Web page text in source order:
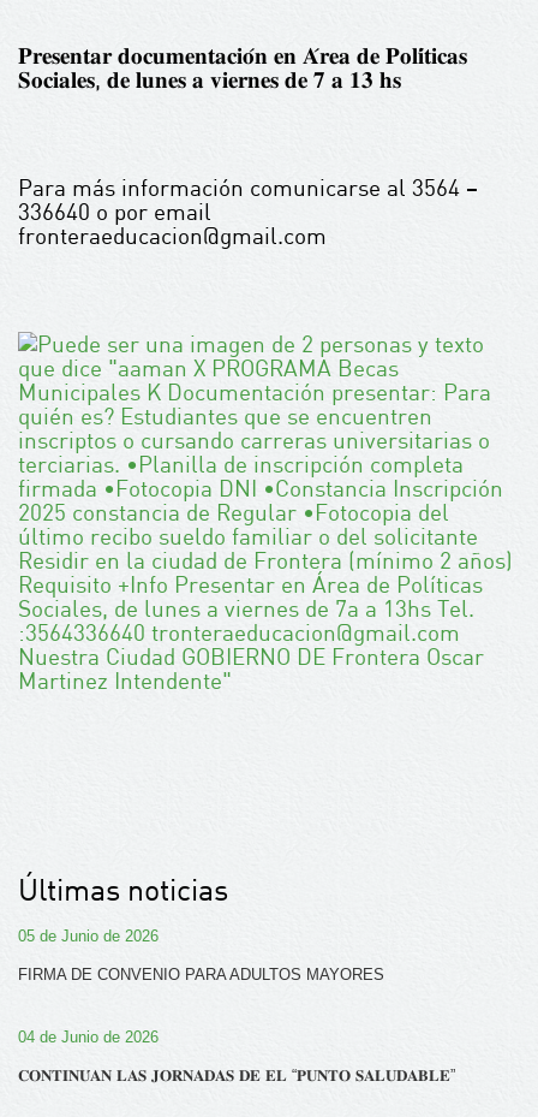
𝐏𝐫𝐞𝐬𝐞𝐧𝐭𝐚𝐫 𝐝𝐨𝐜𝐮𝐦𝐞𝐧𝐭𝐚𝐜𝐢𝐨́𝐧 𝐞𝐧 𝐀́𝐫𝐞𝐚 𝐝𝐞 𝐏𝐨𝐥𝐢́𝐭𝐢𝐜𝐚𝐬
𝐒𝐨𝐜𝐢𝐚𝐥𝐞𝐬, 𝐝𝐞 𝐥𝐮𝐧𝐞𝐬 𝐚 𝐯𝐢𝐞𝐫𝐧𝐞𝐬 𝐝𝐞 𝟕 𝐚 𝟏𝟑 𝐡𝐬
Para más información comunicarse al 3564 –
336640 o por email
fronteraeducacion@gmail.com
Últimas noticias
05 de Junio de 2026
FIRMA DE CONVENIO PARA ADULTOS MAYORES
04 de Junio de 2026
𝐂𝐎𝐍𝐓𝐈𝐍𝐔́𝐀𝐍 𝐋𝐀𝐒 𝐉𝐎𝐑𝐍𝐀𝐃𝐀𝐒 𝐃𝐄 𝐄𝐋 “𝐏𝐔𝐍𝐓𝐎 𝐒𝐀𝐋𝐔𝐃𝐀𝐁𝐋𝐄”